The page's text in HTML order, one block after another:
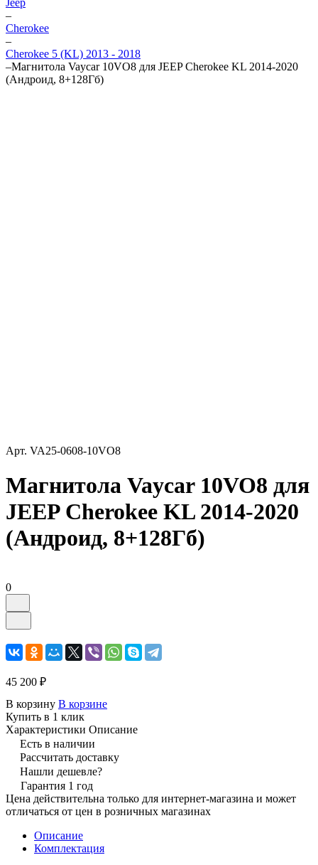
Jeep
–
Cherokee
–
Cherokee 5 (KL) 2013 - 2018
–Магнитола Vaycar 10VO8 для JEEP Cherokee KL 2014-2020
(Андроид, 8+128Гб)
Арт. VA25-0608-10VO8
Магнитола Vaycar 10VO8 для
JEEP Cherokee KL 2014-2020
(Андроид, 8+128Гб)
0
45 200 ₽
В корзину В корзине
Купить в 1 клик
Характеристики Описание
Есть в наличии
Рассчитать доставку
Нашли дешевле?
Гарантия 1 год
Цена действительна только для интернет-магазина и может
отличаться от цен в розничных магазинах
Описание
Комплектация